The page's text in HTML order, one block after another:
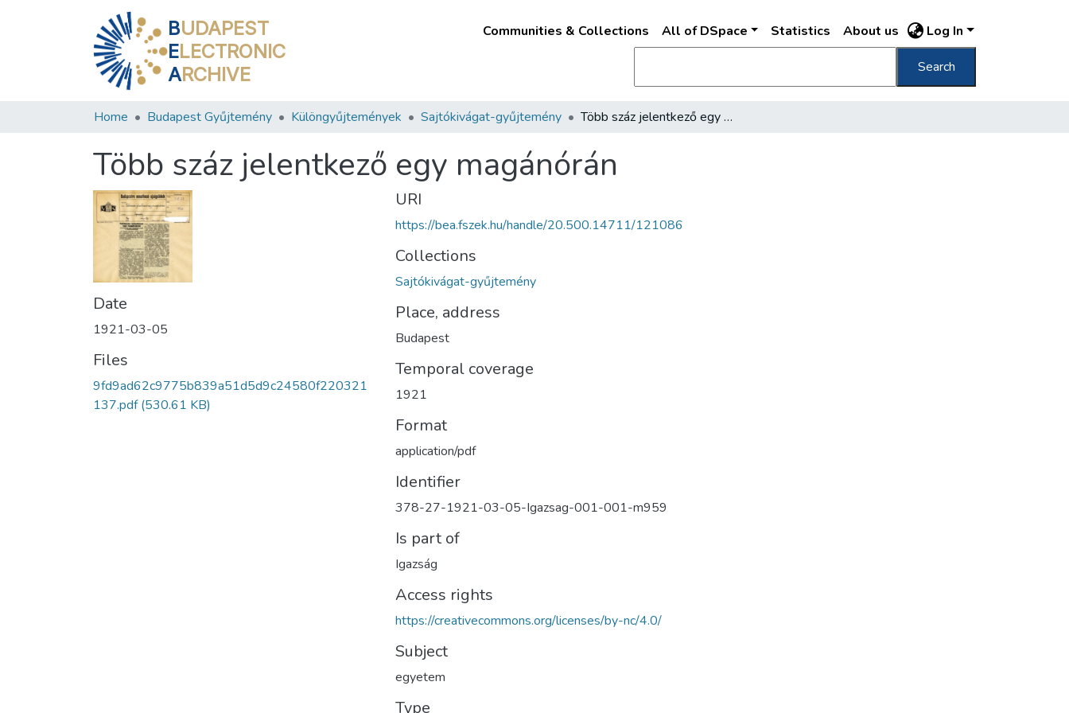
BUDAPEST
ELECTRONIC
ARCHIVE
Communities & Collections All of DSpace Statistics About us Log In
Search
Home Budapest Gyűjtemény Különgyűjtemények Sajtókivágat-gyűjtemény Több száz jelentkező egy magánórán
Több száz jelentkező egy magánórán
Date
1921-03-05
Files
9fd9ad62c9775b839a51d5d9c24580f220321
137.pdf(530.61 KB)
URI
https://bea.fszek.hu/handle/20.500.14711/121086
Collections
Sajtókivágat-gyűjtemény
Place, address
Budapest
Temporal coverage
1921
Format
application/pdf
Identifier
378-27-1921-03-05-Igazsag-001-001-m959
Is part of
Igazság
Access rights
https://creativecommons.org/licenses/by-nc/4.0/
Subject
egyetem
Type